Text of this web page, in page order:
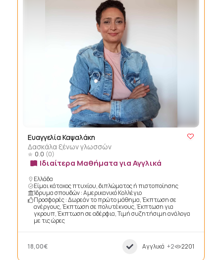
Ευαγγελία Καψαλάκη
Δασκάλα ξένων γλωσσών
0.0 (0)
Ιδιαίτερα Μαθήματα για Αγγλικά
Ελλάδα
Είμαι κάτοχος πτυχίου, διπλώματος ή πιστοποίησης
Ίδρυμα σπουδών : Αμερικανικό Κολλέγιο
Προσφορές : Δωρεάν το πρώτο μάθημα, Έκπτωση σε
ανέργους, Έκπτωση σε πολυτέκνους, Έκπτωση για
γκρουπ, Έκπτωση σε αδέρφια, Τιμή συζητήσιμη ανάλογα
με τις ώρες
18,00€ Αγγλικά +2 2201